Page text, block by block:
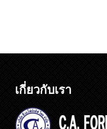
เกี่ยวกับเรา